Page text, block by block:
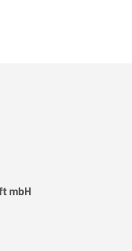
mbH